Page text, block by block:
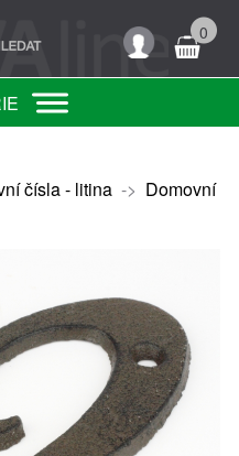
0
čísla - litina-> Domovní